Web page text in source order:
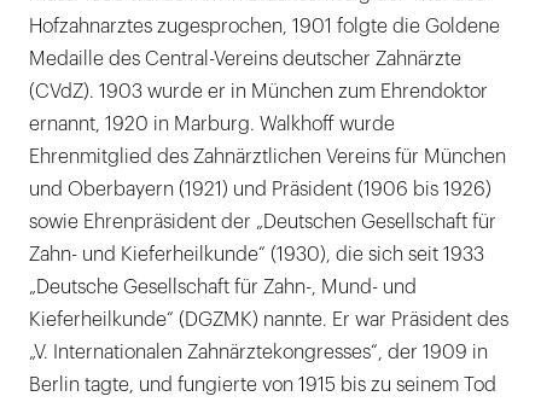
Hofzahnarztes zugesprochen, 1901 folgte die Goldene
Medaille des Central-Vereins deutscher Zahnärzte
(CVdZ). 1903 wurde er in München zum Ehrendoktor
ernannt, 1920 in Marburg. Walkhoff wurde
Ehrenmitglied des Zahnärztlichen Vereins für München
und Oberbayern (1921) und Präsident (1906 bis 1926)
sowie Ehrenpräsident der „Deutschen Gesellschaft für
Zahn- und Kieferheilkunde“ (1930), die sich seit 1933
„Deutsche Gesellschaft für Zahn-, Mund- und
Kieferheilkunde“ (DGZMK) nannte. Er war Präsident des
„V. Internationalen Zahnärztekongresses“, der 1909 in
Berlin tagte, und fungierte von 1915 bis zu seinem Tod